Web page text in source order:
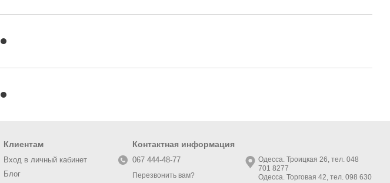
Клиентам
Вход в личный кабинет
Блог
Контактная информация
067 444-48-77
Перезвонить вам?
Одесса. Троицкая 26, тел. 048
701 8277
Одесса. Торговая 42, тел. 098 630